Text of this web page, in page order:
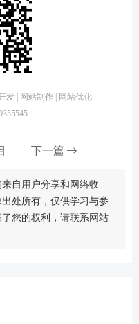
发 | 网站制作 | 网站优化
下一篇
自用户分享和网络收
处所有，仅供学习与参
您的权利，请联系网站